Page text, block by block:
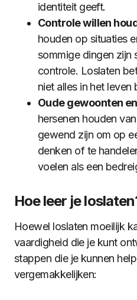
identiteit geeft.
Controle willen
houden op situaties
sommige dingen zijn
controle. Loslaten
niet alles in het leven
Oude gewoonten
hersenen houden
gewend zijn om op
denken of te
voelen als een
Hoe leer je
Hoewel loslaten moeilijk
vaardigheid die je kunt
stappen die je kunnen
vergemakkelijken: